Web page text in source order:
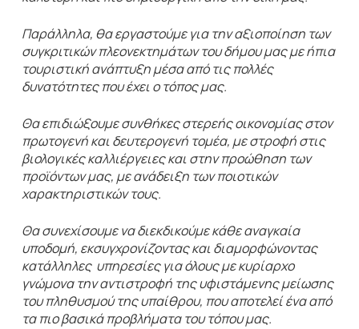
Παράλληλα, θα εργαστούμε για την αξιοποίηση των
συγκριτικών πλεονεκτημάτων του δήμου μας με ήπια
τουριστική ανάπτυξη μέσα από τις πολλές
δυνατότητες που έχει ο τόπος μας.
Θα επιδιώξουμε συνθήκες στερεής οικονομίας στον
πρωτογενή και δευτερογενή τομέα, με στροφή στις
βιολογικές καλλιέργειες και στην προώθηση των
προϊόντων μας, με ανάδειξη των ποιοτικών
χαρακτηριστικών τους.
Θα συνεχίσουμε να διεκδικούμε κάθε αναγκαία
υποδομή, εκσυγχρονίζοντας και διαμορφώνοντας
κατάλληλες υπηρεσίες για όλους με κυρίαρχο
γνώμονα την αντιστροφή της υφιστάμενης μείωσης
του πληθυσμού της υπαίθρου, που αποτελεί ένα από
τα πιο βασικά προβλήματα του τόπου μας.